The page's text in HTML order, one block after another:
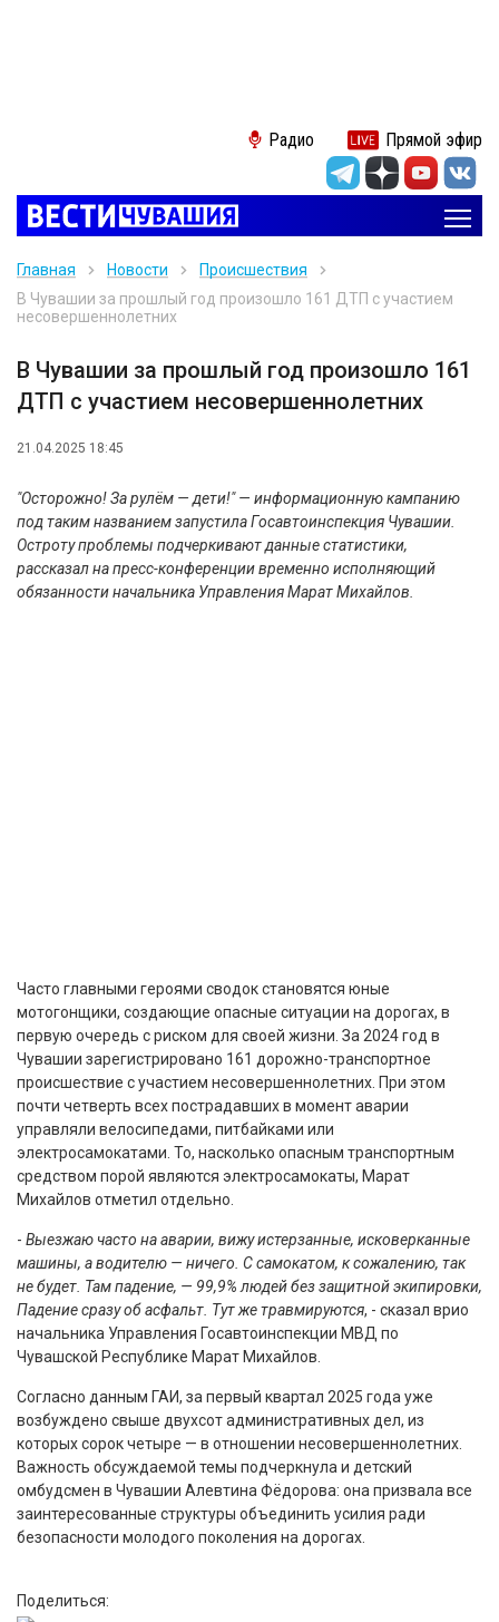
Радио Прямой эфир
Главная Новости
Происшествия
В Чувашии за прошлый год произошло 161 ДТП с участием
несовершеннолетних
В Чувашии за прошлый год произошло 161
ДТП с участием несовершеннолетних
21.04.2025 18:45
"Осторожно! За рулём — дети!" — информационную кампанию
под таким названием запустила Госавтоинспекция Чувашии.
Остроту проблемы подчеркивают данные статистики,
рассказал на пресс-конференции временно исполняющий
обязанности начальника Управления Марат Михайлов.
Часто главными героями сводок становятся юные
мотогонщики, создающие опасные ситуации на дорогах, в
первую очередь с риском для своей жизни. За 2024 год в
Чувашии зарегистрировано 161 дорожно-транспортное
происшествие с участием несовершеннолетних. При этом
почти четверть всех пострадавших в момент аварии
управляли велосипедами, питбайками или
электросамокатами. То, насколько опасным транспортным
средством порой являются электросамокаты, Марат
Михайлов отметил отдельно.
- Выезжаю часто на аварии, вижу истерзанные, исковерканные
машины, а водителю — ничего. С самокатом, к сожалению, так
не будет. Там падение, — 99,9% людей без защитной экипировки,
Падение сразу об асфальт. Тут же травмируются, - сказал врио
начальника Управления Госавтоинспекции МВД по
Чувашской Республике Марат Михайлов.
Согласно данным ГАИ, за первый квартал 2025 года уже
возбуждено свыше двухсот административных дел, из
которых сорок четыре — в отношении несовершеннолетних.
Важность обсуждаемой темы подчеркнула и детский
омбудсмен в Чувашии Алевтина Фёдорова: она призвала все
заинтересованные структуры объединить усилия ради
безопасности молодого поколения на дорогах.
Поделиться: